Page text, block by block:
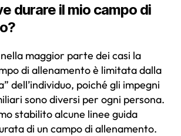
durare il mio campo di
maggior parte dei casi la
di allenamento è limitata dalla
dell’individuo, poiché gli impegni
sono diversi per ogni persona.
stabilito alcune linee guida
di un campo di allenamento.